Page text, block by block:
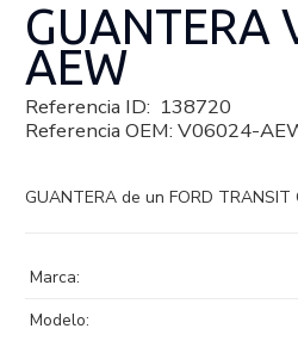
GUANTERA
AEW
Referencia ID: 138720
Referencia OEM: V06024-
GUANTERA de un FORD TRANSIT
Marca:
Modelo: